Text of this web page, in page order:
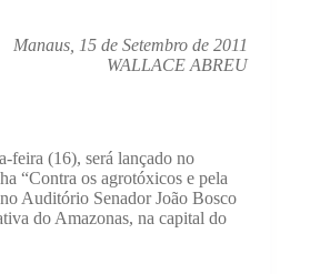
Manaus, 15 de Setembro de 2011
WALLACE ABREU
feira (16), será lançado no
“Contra os agrotóxicos e pela
Auditório Senador João Bosco
do Amazonas, na capital do